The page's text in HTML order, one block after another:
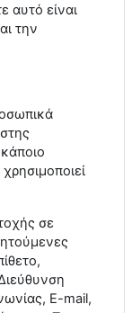
αυτό είναι
την
σε
E-mail,